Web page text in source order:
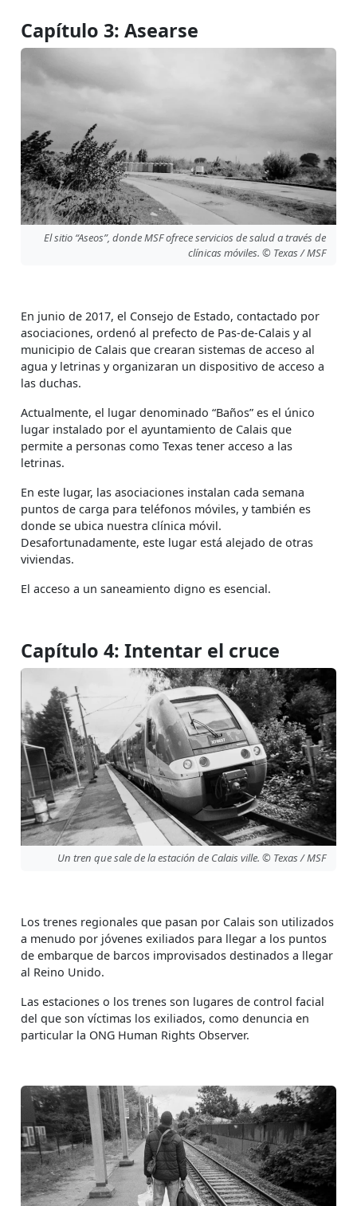
Capítulo 3: Asearse
El sitio “Aseos”, donde MSF ofrece servicios de salud a través de
clínicas móviles. © Texas / MSF
En junio de 2017, el Consejo de Estado, contactado por
asociaciones, ordenó al prefecto de Pas-de-Calais y al
municipio de Calais que crearan sistemas de acceso al
agua y letrinas y organizaran un dispositivo de acceso a
las duchas.
Actualmente, el lugar denominado “Baños” es el único
lugar instalado por el ayuntamiento de Calais que
permite a personas como Texas tener acceso a las
letrinas.
En este lugar, las asociaciones instalan cada semana
puntos de carga para teléfonos móviles, y también es
donde se ubica nuestra clínica móvil.
Desafortunadamente, este lugar está alejado de otras
viviendas.
El acceso a un saneamiento digno es esencial.
Capítulo 4: Intentar el cruce
Un tren que sale de la estación de Calais ville. © Texas / MSF
Los trenes regionales que pasan por Calais son utilizados
a menudo por jóvenes exiliados para llegar a los puntos
de embarque de barcos improvisados destinados a llegar
al Reino Unido.
Las estaciones o los trenes son lugares de control facial
del que son víctimas los exiliados, como denuncia en
particular la ONG Human Rights Observer.